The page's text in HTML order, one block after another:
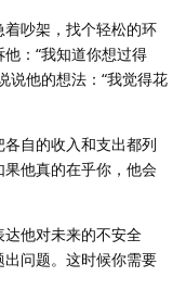
吵架，找个轻松的环
：“我知道你想过得
说他的想法：“我觉得花
自的收入和支出都列
他真的在乎你，他会
他对未来的不安全
问题。这时候你需要